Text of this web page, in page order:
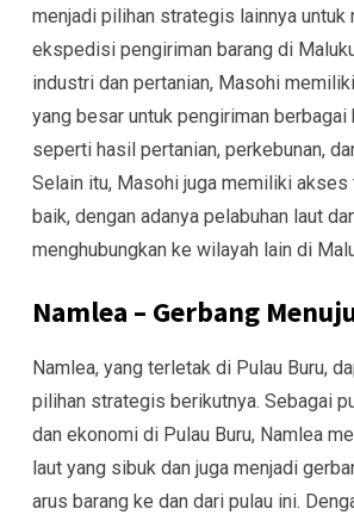
menjadi pilihan strategis lainnya untuk
ekspedisi pengiriman barang di
industri dan pertanian, Masohi
yang besar untuk pengiriman
seperti hasil pertanian, perkebunan,
Selain itu, Masohi juga memiliki
baik, dengan adanya pelabuhan laut
menghubungkan ke wilayah lain di
Namlea – Gerbang
Namlea, yang terletak di Pulau Buru,
pilihan strategis berikutnya. Sebagai
dan ekonomi di Pulau Buru, Namlea
laut yang sibuk dan juga menjadi
arus barang ke dan dari pulau ini.